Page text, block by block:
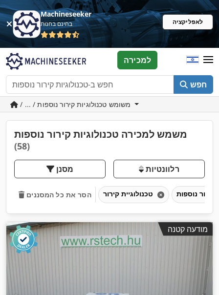
Machineseeker
בחינם בחנות לאפליקציה
חפש
למכירה
משמש למכירה טכנולוגיות קירור נוספות
(58)
מסנן רלוונטיות
הסר את כל המסננים
מודעה קטנה